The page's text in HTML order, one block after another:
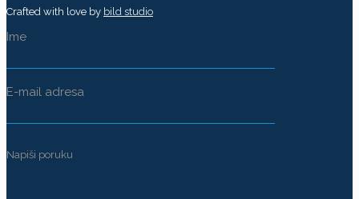
Crafted with love by bild studio